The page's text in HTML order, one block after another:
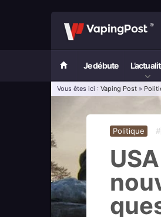
Je débute
Vous êtes ici : Vaping Post »
Politique #